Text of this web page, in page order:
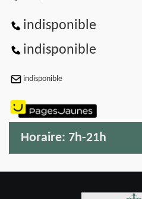
indisponible
indisponible
indisponible
Horaire: 7h-21h